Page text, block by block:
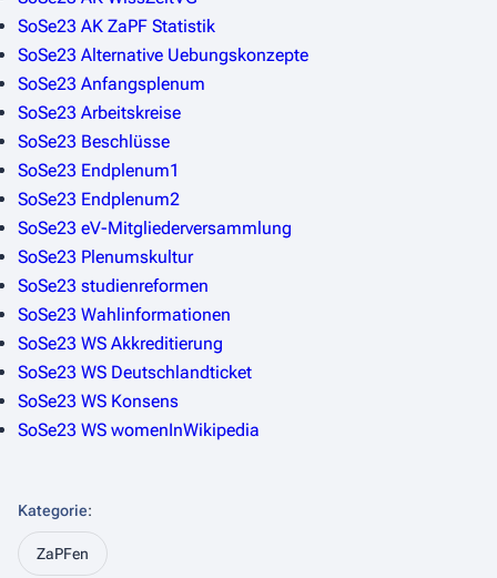
SoSe23 AK ZaPF Statistik
SoSe23 Alternative Uebungskonzepte
SoSe23 Anfangsplenum
SoSe23 Arbeitskreise
SoSe23 Beschlüsse
SoSe23 Endplenum1
SoSe23 Endplenum2
SoSe23 eV-Mitgliederversammlung
SoSe23 Plenumskultur
SoSe23 studienreformen
SoSe23 Wahlinformationen
SoSe23 WS Akkreditierung
SoSe23 WS Deutschlandticket
SoSe23 WS Konsens
SoSe23 WS womenInWikipedia
Kategorie:
ZaPFen